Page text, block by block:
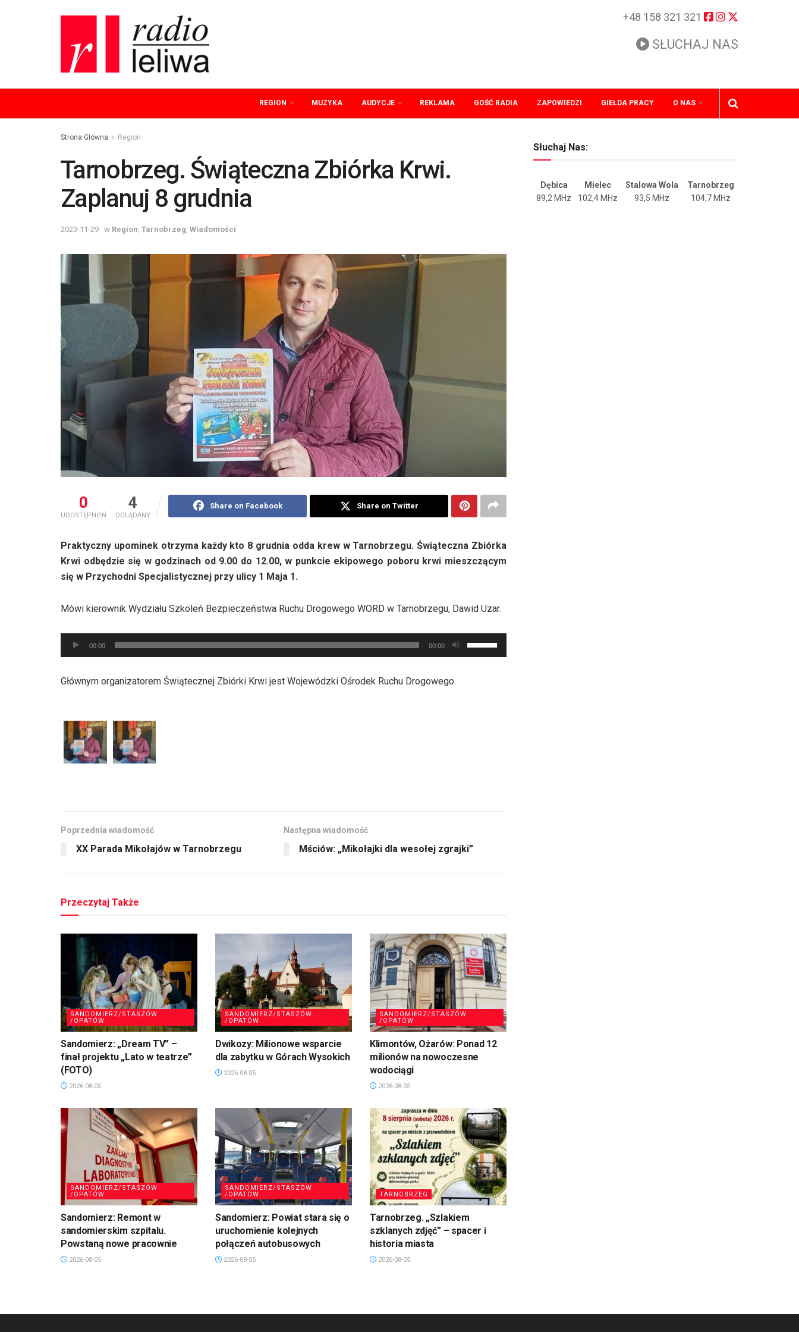
+48 158 321 321
SŁUCHAJ NAS
REGION MUZYKA AUDYCJE REKLAMA GOŚĆ RADIA ZAPOWIEDZI GIEŁDA PRACY O NAS
Strona Główna Region
Tarnobrzeg. Świąteczna Zbiórka Krwi.
Zaplanuj 8 grudnia
2023-11-29 w Region Tarnobrzeg Wiadomości
0
UDOSTĘPNIEŃ
4
OGLĄDANY
Share on Facebook Share on Twitter
Praktyczny upominek otrzyma każdy kto 8 grudnia odda krew w Tarnobrzegu. Świąteczna Zbiórka
Krwi odbędzie się w godzinach od 9.00 do 12.00, w punkcie ekipowego poboru krwi mieszczącym
się w Przychodni Specjalistycznej przy ulicy 1 Maja 1.
Mówi kierownik Wydziału Szkoleń Bezpieczeństwa Ruchu Drogowego WORD w Tarnobrzegu, Dawid Uzar.
Odtwarzacz
plików
00:00 00:00
strzałek
Głównym organizatorem Świątecznej Zbiórki Krwi jest Wojewódzki Ośrodek Ruchu Drogowego.
Poprzednia wiadomość
XX Parada Mikołajów w Tarnobrzegu
Następna wiadomość
Mściów: „Mikołajki dla wesołej zgrajki”
Przeczytaj Także
SANDOMIERZ/STASZÓW
/OPATÓW
Sandomierz: „Dream TV” –
finał projektu „Lato w teatrze”
(FOTO)
2026-08-05
SANDOMIERZ/STASZÓW
/OPATÓW
Dwikozy: Milionowe wsparcie
dla zabytku w Górach Wysokich
2026-08-05
SANDOMIERZ/STASZÓW
/OPATÓW
Klimontów, Ożarów: Ponad 12
milionów na nowoczesne
wodociągi
2026-08-05
SANDOMIERZ/STASZÓW
/OPATÓW
Sandomierz: Remont w
sandomierskim szpitalu.
Powstaną nowe pracownie
2026-08-05
SANDOMIERZ/STASZÓW
/OPATÓW
Sandomierz: Powiat stara się o
uruchomienie kolejnych
połączeń autobusowych
2026-08-05
TARNOBRZEG
Tarnobrzeg. „Szlakiem
szklanych zdjęć” – spacer i
historia miasta
2026-08-05
Słuchaj Nas:
Dębica Mielec Stalowa Wola
Tarnobrzeg
89,2 MHz
102,4 MHz 93,5 MHz 104,7 MHz